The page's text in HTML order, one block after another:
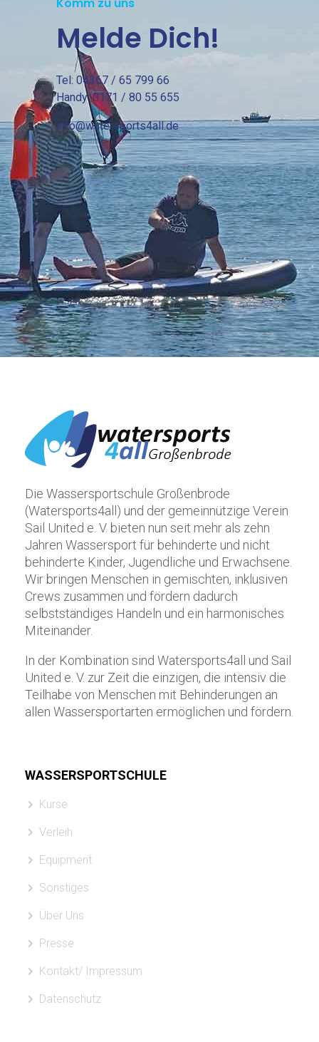
Melde Dich!
Tel: 04367 / 65 799 66
Handy: 0171 / 80 55 655
info@watersports4all.de
Die Wassersportschule Großenbrode
(Watersports4all) und der gemeinnützige Verein
Sail United e. V. bieten nun seit mehr als zehn
Jahren Wassersport für behinderte und nicht
behinderte Kinder, Jugendliche und Erwachsene.
Wir bringen Menschen in gemischten, inklusiven
Crews zusammen und fördern dadurch
selbstständiges Handeln und ein harmonisches
Miteinander.
In der Kombination sind Watersports4all und Sail
United e. V. zur Zeit die einzigen, die intensiv die
Teilhabe von Menschen mit Behinderungen an
allen Wassersportarten ermöglichen und fördern.
WASSERSPORTSCHULE
Kurse
Verleih
Equipment
Sonstiges
Über Uns
Presse
Kontakt/ Impressum
Datenschutz